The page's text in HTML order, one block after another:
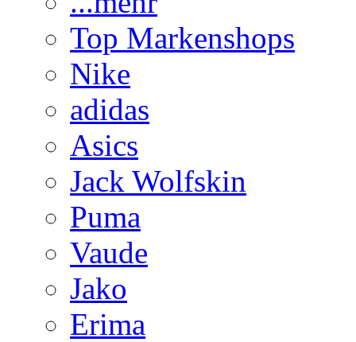
Top Markenshops
Nike
adidas
Asics
Jack Wolfskin
Puma
Vaude
Jako
Erima